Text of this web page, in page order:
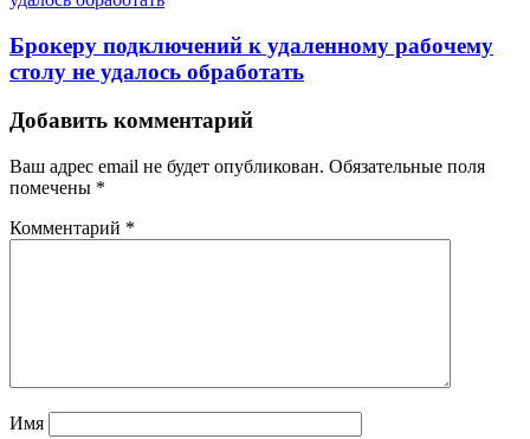
Брокеру подключений к удаленному рабочему
столу не удалось обработать
Добавить комментарий
Ваш адрес email не будет опубликован. Обязательные поля
помечены *
Комментарий *
Имя